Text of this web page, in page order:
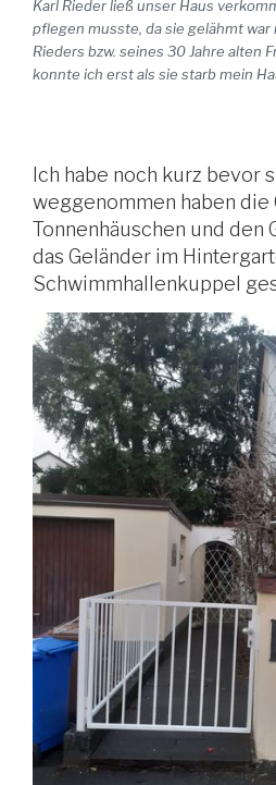
Karl Rieder ließ unser Haus
pflegen musste, da sie gelähmt war
Rieders bzw. seines 30 Jahre alten
konnte ich erst als sie starb mein
Ich habe noch kurz bevor
weggenommen haben die
Tonnenhäuschen und den
das Geländer im
Schwimmhallenkuppel